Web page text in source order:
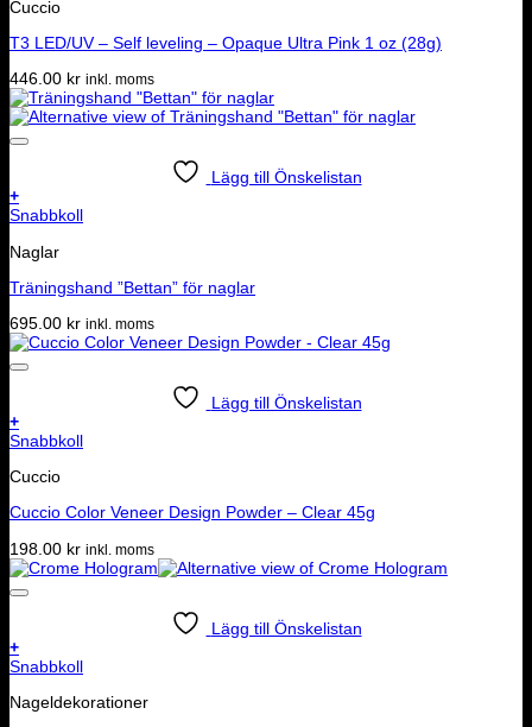
Cuccio
T3 LED/UV – Self leveling – Opaque Ultra Pink 1 oz (28g)
446.00 kr inkl. moms
Lägg till Önskelistan
+
Snabbkoll
Naglar
Träningshand ”Bettan” för naglar
695.00 kr inkl. moms
Lägg till Önskelistan
+
Snabbkoll
Cuccio
Cuccio Color Veneer Design Powder – Clear 45g
198.00 kr inkl. moms
Lägg till Önskelistan
+
Snabbkoll
Nageldekorationer